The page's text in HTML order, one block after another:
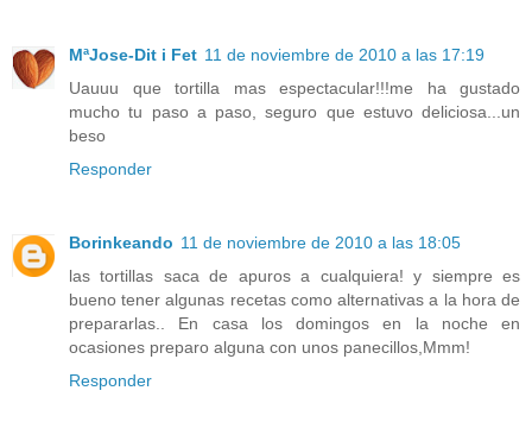
MªJose-Dit i Fet 11 de noviembre de 2010 a las 17:19
Uauuu que tortilla mas espectacular!!!me ha gustado
mucho tu paso a paso, seguro que estuvo deliciosa...un
beso
Responder
Borinkeando 11 de noviembre de 2010 a las 18:05
las tortillas saca de apuros a cualquiera! y siempre es
bueno tener algunas recetas como alternativas a la hora de
prepararlas.. En casa los domingos en la noche en
ocasiones preparo alguna con unos panecillos,Mmm!
Responder